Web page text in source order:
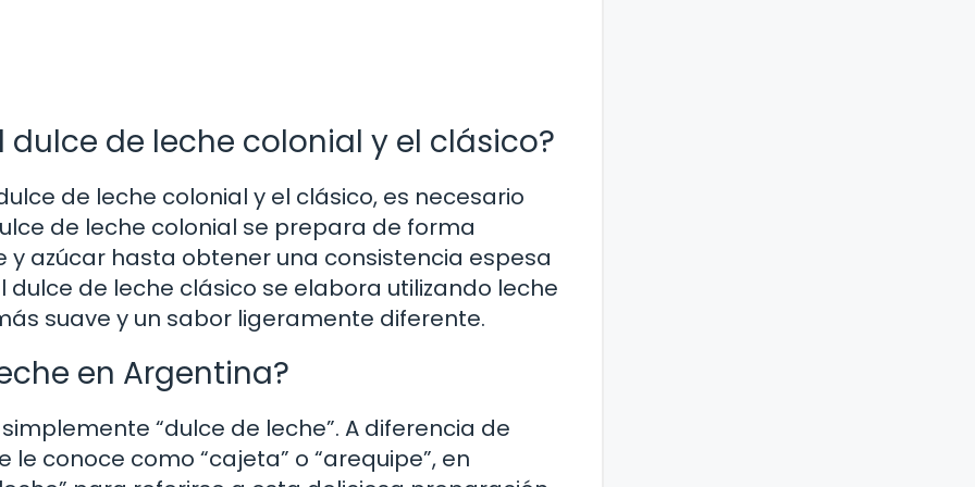
de leche colonial y el clásico?
de leche colonial y el clásico, es necesario
de leche colonial se prepara de forma
azúcar hasta obtener una consistencia espesa
de leche clásico se elabora utilizando leche
suave y un sabor ligeramente diferente.
en Argentina?
“dulce de leche”. A diferencia de
conoce como “cajeta” o “arequipe”, en